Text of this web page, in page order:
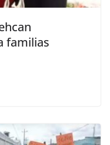
familias